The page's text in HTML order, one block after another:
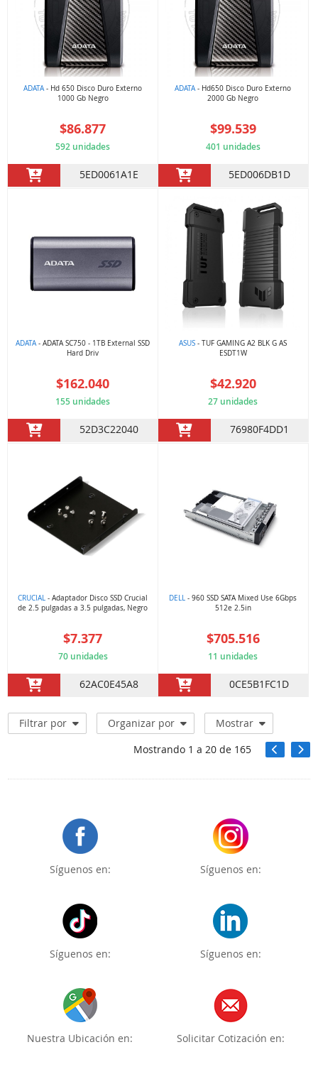
ADATA- Hd 650 Disco Duro Externo
1000 Gb Negro
$86.877
592 unidades
5ED0061A1E
ADATA- Hd650 Disco Duro Externo
2000 Gb Negro
$99.539
401 unidades
5ED006DB1D
ADATA- ADATA SC750 - 1TB External SSD
Hard Driv
$162.040
155 unidades
52D3C22040
ASUS - TUF GAMING A2 BLK G AS
ESDT1W
$42.920
27 unidades
76980F4DD1
CRUCIAL - Adaptador Disco SSD Crucial
de 2.5 pulgadas a 3.5 pulgadas, Negro
$7.377
70 unidades
62AC0E45A8
DELL - 960 SSD SATA Mixed Use 6Gbps
512e 2.5in
$705.516
11 unidades
0CE5B1FC1D
Filtrar por Organizar por
Mostrar
Mostrando 1 a 20de 165
Síguenos en: Síguenos en:
Síguenos en: Síguenos en:
Nuestra Ubicación en: Solicitar Cotización en: